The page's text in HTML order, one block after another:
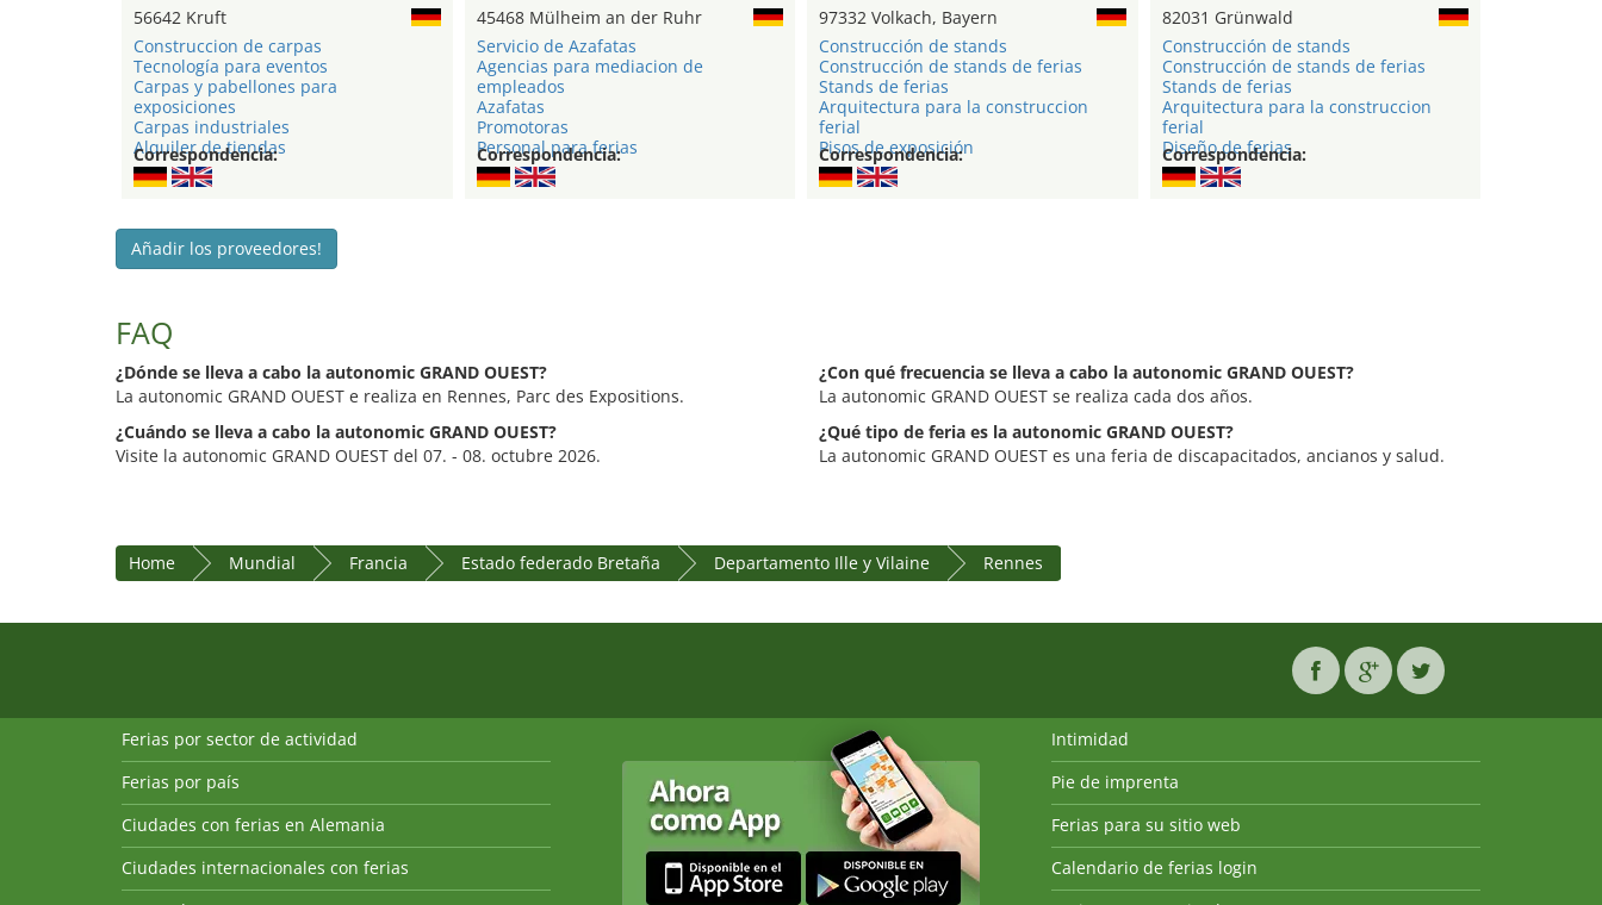
56642 Kruft
Construccion de carpas
Tecnología para eventos
Carpas y pabellones para
exposiciones
Carpas industriales
Alquiler de tiendas
Correspondencia:
45468 Mülheim an der Ruhr
Servicio de Azafatas
Agencias para mediacion de
empleados
Azafatas
Promotoras
Personal para ferias
Correspondencia:
97332 Volkach, Bayern
Construcción de stands
Construcción de stands de ferias
Stands de ferias
Arquitectura para la construccion
ferial
Pisos de exposición
Correspondencia:
82031 Grünwald
Construcción de stands
Construcción de stands de ferias
Stands de ferias
Arquitectura para la construccion
ferial
Diseño de ferias
Correspondencia:
Añadir los proveedores!
FAQ
¿Dónde se lleva a cabo la autonomic GRAND OUEST?
La autonomic GRAND OUEST e realiza en Rennes, Parc des Expositions.
¿Cuándo se lleva a cabo la autonomic GRAND OUEST?
Visite la autonomic GRAND OUEST del 07. - 08. octubre 2026.
¿Con qué frecuencia se lleva a cabo la autonomic GRAND OUEST?
La autonomic GRAND OUEST se realiza cada dos años.
¿Qué tipo de feria es la autonomic GRAND OUEST?
La autonomic GRAND OUEST es una feria de discapacitados, ancianos y salud.
Home Mundial Francia Estado federado Bretaña Departamento Ille y Vilaine Rennes
Ferias por sector de actividad
Ferias por país
Ciudades con ferias en Alemania
Ciudades internacionales con ferias
Intimidad
Pie de imprenta
Ferias para su sitio web
Calendario de ferias login